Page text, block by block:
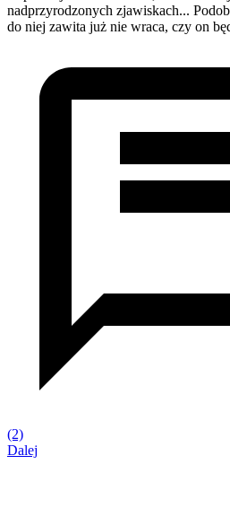
nadprzyrodzonych zjawiskach...
do niej zawita już nie wraca, czy on
(2)
Dalej